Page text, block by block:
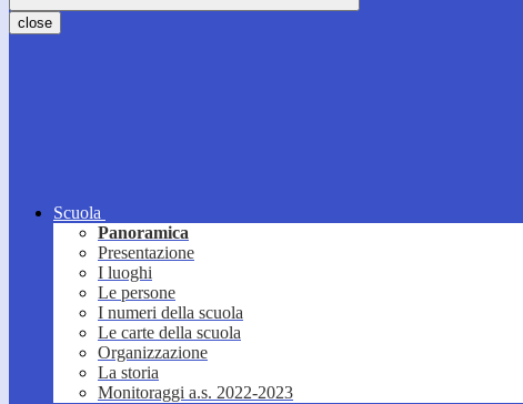
close
Scuola
Panoramica
Presentazione
I luoghi
Le persone
I numeri della scuola
Le carte della scuola
Organizzazione
La storia
Monitoraggi a.s. 2022-2023